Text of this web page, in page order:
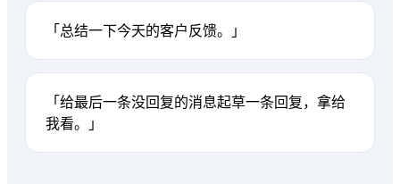
「总结一下今天的客户反馈。」
「给最后一条没回复的消息起草一条回复，拿给
我看。」